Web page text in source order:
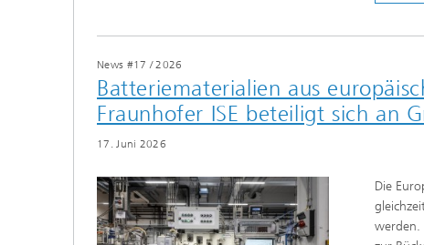
News #17 /2026
Batteriematerialien aus
Fraunhofer ISE beteiligt sich an
17. Juni 2026
Die
werden.